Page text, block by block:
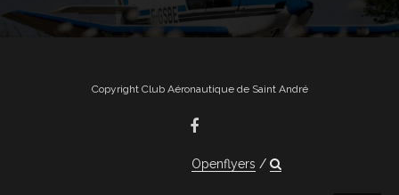
Copyright Club Aéronautique de Saint André
Openflyers